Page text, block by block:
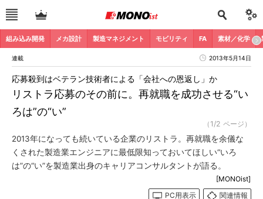
組み込み開発 メカ設計 製造マネジメント モビリティ FA 素材／化学
連載 2013年5月14日
リストラ応募のその前に。再就職を成功させる“い
ろは”の“い”
応募殺到はベテラン技術者による「会社への恩返し」か
（1/2 ページ）
2013年になっても続いている企業のリストラ。再就職を余儀な
くされた製造業エンジニアに最低限知っておいてほしい“いろ
は”の“い”を製造業出身のキャリアコンサルタントが語る。
[MONOist]
PC用表示
関連情報